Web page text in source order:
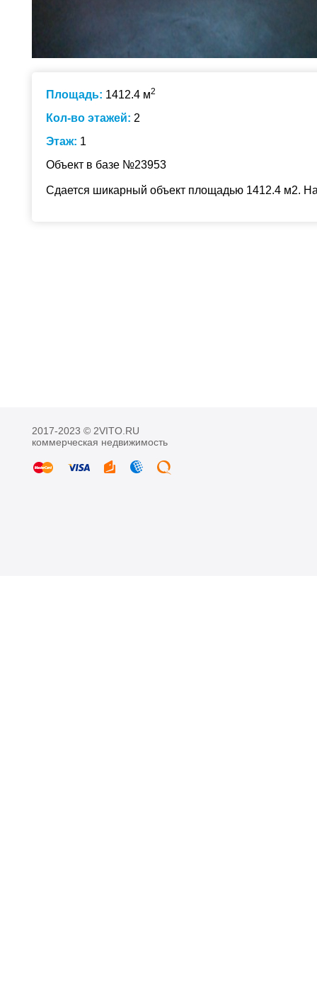
Площадь: 1412.4 м2
Кол-во этажей: 2
Этаж: 1
Объект в базе №23953
Сдается шикарный объект площадью 1412.4 м2.
2017-2023 © 2VITO.RU
коммерческая недвижимость